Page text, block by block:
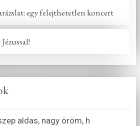
egy felejthetetlen koncert
aldas, nagy öröm, h